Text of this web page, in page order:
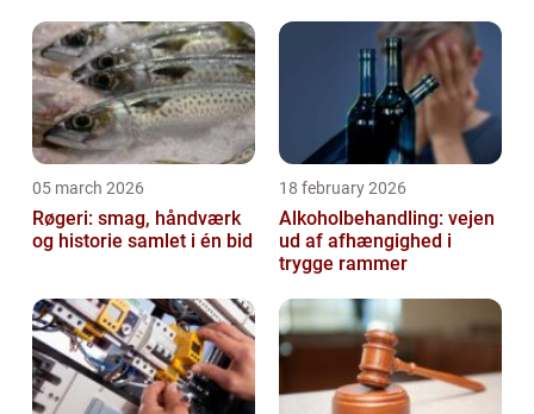
05 march 2026
Røgeri: smag, håndværk
og historie samlet i én bid
18 february 2026
Alkoholbehandling: vejen
ud af afhængighed i
trygge rammer